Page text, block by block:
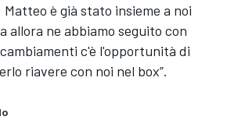
è già stato insieme a noi
allora ne abbiamo seguito con
c'è l'opportunità di
riavere con noi nel box”.